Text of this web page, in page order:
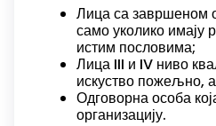
Лица са завршеном
само уколико имају
истим пословима;
Лица III и IV ниво
искуство пожељно,
Одговорна особа
организацију.